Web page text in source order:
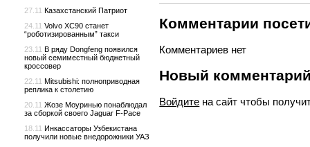
Комментарии
Комментариев нет
Новый
Войдите на сайт чтобы
27.11 Казахстанский Патриот
24.11 Volvo XC90 станет
“роботизированным” такси
23.11 В ряду Dongfeng появился
новый семиместный бюджетный
кроссовер
22.11 Mitsubishi: полноприводная
реплика к столетию
20.11 Жозе Моуринью понаблюдал
за сборкой своего Jaguar F-Pace
18.11 Инкассаторы Узбекистана
получили новые внедорожники УАЗ